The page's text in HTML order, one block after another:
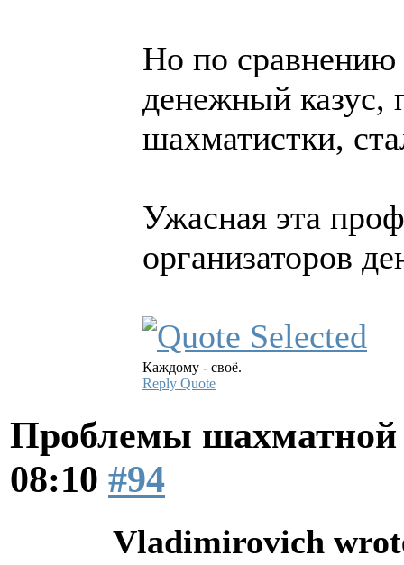
Но по
денежный казус,
шахматистки,
Ужасная эта
организаторов
Каждому - своё.
Reply Quote
Проблемы шахматной
08:10 #94
Vladimirovich